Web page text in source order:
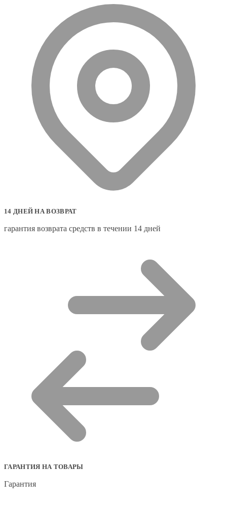
14 ДНЕЙ НА ВОЗВРАТ
гарантия возврата средств в течении 14 дней
ГАРАНТИЯ НА ТОВАРЫ
Гарантия